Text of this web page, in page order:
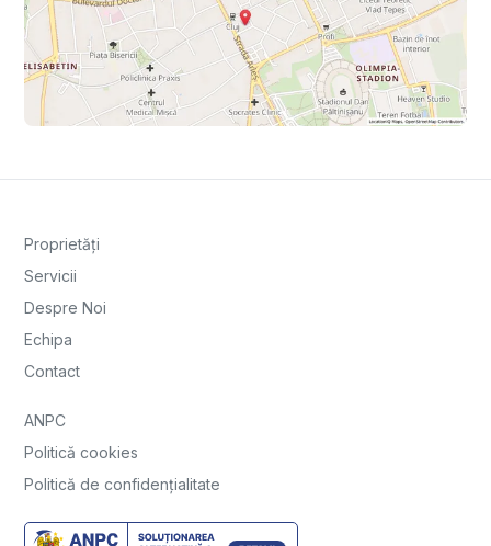
Proprietăți
Servicii
Despre Noi
Echipa
Contact
ANPC
Politică cookies
Politică de confidențialitate